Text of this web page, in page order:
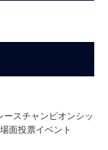
ースチャンピオンシッ
面投票イベント